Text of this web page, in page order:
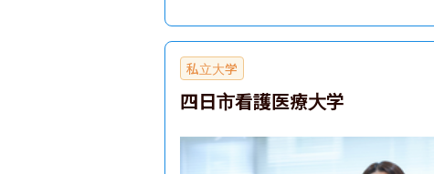
私立大学
四日市看護医療大学